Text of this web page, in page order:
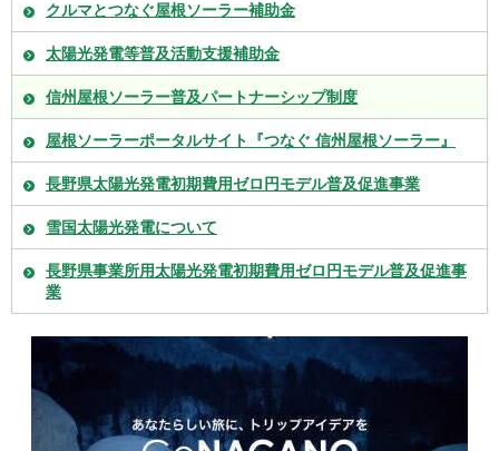
クルマとつなぐ屋根ソーラー補助金
太陽光発電等普及活動支援補助金
信州屋根ソーラー普及パートナーシップ制度
屋根ソーラーポータルサイト『つなぐ 信州屋根ソーラー』
長野県太陽光発電初期費用ゼロ円モデル普及促進事業
雪国太陽光発電について
長野県事業所用太陽光発電初期費用ゼロ円モデル普及促進事
業